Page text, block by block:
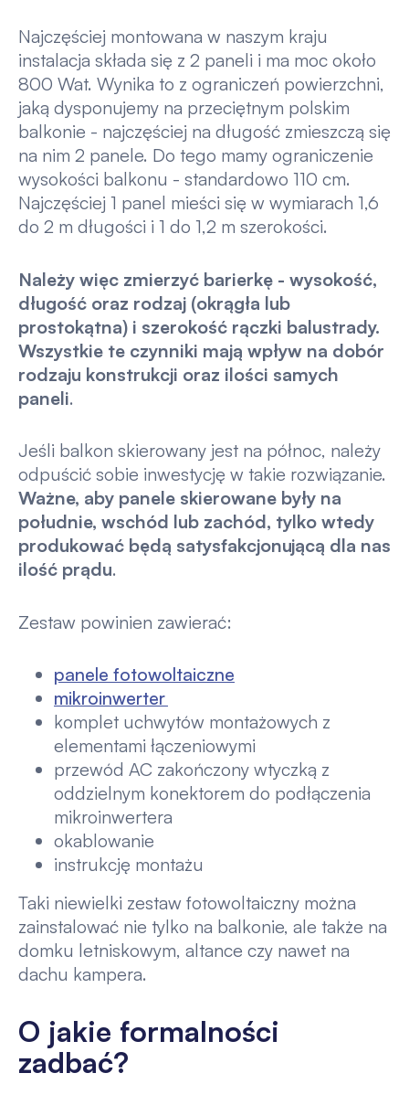
Najczęściej montowana w naszym kraju
instalacja składa się z 2 paneli i ma moc około
800 Wat. Wynika to z ograniczeń powierzchni,
jaką dysponujemy na przeciętnym polskim
balkonie - najczęściej na długość zmieszczą się
na nim 2 panele. Do tego mamy ograniczenie
wysokości balkonu - standardowo 110 cm.
Najczęściej 1 panel mieści się w wymiarach 1,6
do 2 m długości i 1 do 1,2 m szerokości.
Należy więc zmierzyć barierkę - wysokość,
długość oraz rodzaj (okrągła lub
prostokątna) i szerokość rączki balustrady.
Wszystkie te czynniki mają wpływ na dobór
rodzaju konstrukcji oraz ilości samych
paneli.
Jeśli balkon skierowany jest na północ, należy
odpuścić sobie inwestycję w takie rozwiązanie.
Ważne, aby panele skierowane były na
południe, wschód lub zachód, tylko wtedy
produkować będą satysfakcjonującą dla nas
ilość prądu.
Zestaw powinien zawierać:
panele fotowoltaiczne
mikroinwerter
komplet uchwytów montażowych z
elementami łączeniowymi
przewód AC zakończony wtyczką z
oddzielnym konektorem do podłączenia
mikroinwertera
okablowanie
instrukcję montażu
Taki niewielki zestaw fotowoltaiczny można
zainstalować nie tylko na balkonie, ale także na
domku letniskowym, altance czy nawet na
dachu kampera.
O jakie formalności
zadbać?